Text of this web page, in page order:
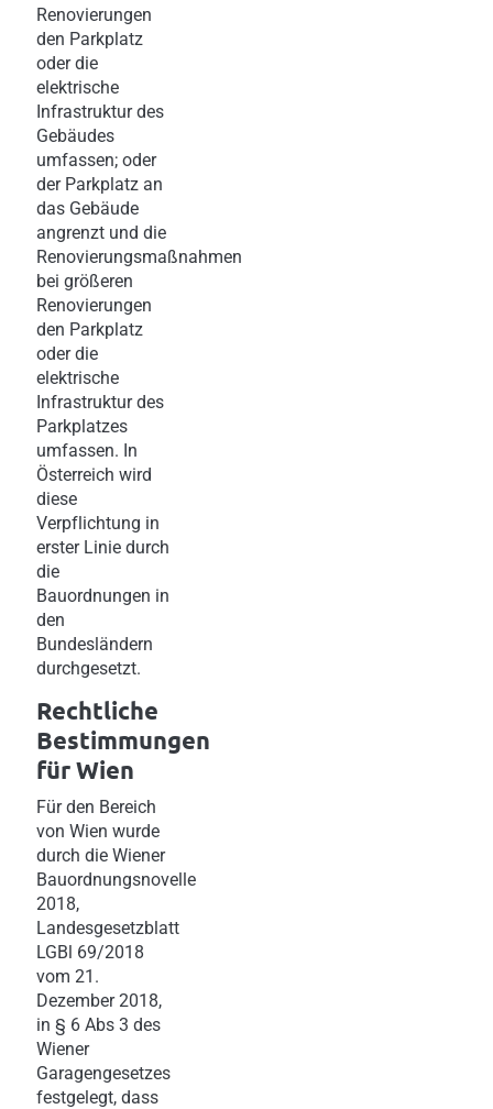
Renovierungen
den Parkplatz
oder die
elektrische
Infrastruktur des
Gebäudes
umfassen; oder
der Parkplatz an
das Gebäude
angrenzt und die
Renovierungsmaßnahmen
bei größeren
Renovierungen
den Parkplatz
oder die
elektrische
Infrastruktur des
Parkplatzes
umfassen. In
Österreich wird
diese
Verpflichtung in
erster Linie durch
die
Bauordnungen in
den
Bundesländern
durchgesetzt.
Rechtliche
Bestimmungen
für Wien
Für den Bereich
von Wien wurde
durch die Wiener
Bauordnungsnovelle
2018,
Landesgesetzblatt
LGBl 69/2018
vom 21.
Dezember 2018,
in § 6 Abs 3 des
Wiener
Garagengesetzes
festgelegt, dass